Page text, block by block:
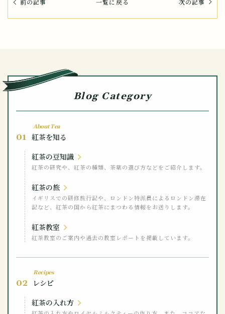
Blog Category
About Tea
01 紅茶を知る
紅茶の豆知識
紅茶の研究や、紅茶の種類、茶葉の選び方などをご紹介します。
紅茶の旅
イギリスでの研修旅行記や、ロンドン特派員によるロンドン滞在
記など、紅茶の国から紅茶にまつわる情報をお送りします。
紅茶教室
紅茶教室のご案内や過去の教室レポートを掲載しています。
Recipes
02
レシピ
紅茶の入れ方